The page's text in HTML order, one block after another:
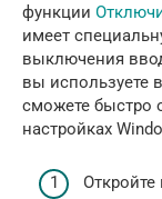
функции
имеет
выключения
вы используете
сможете быстро
настройках